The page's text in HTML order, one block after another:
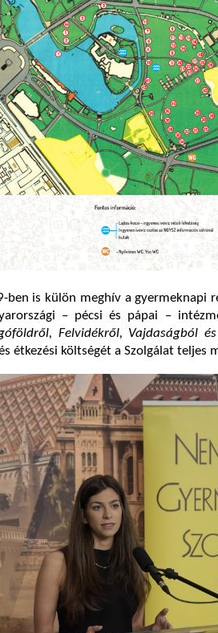
ben is külön meghív a gyermeknapi
– pécsi és pápai –
Felvidékről, Vajdaságból és
étkezési költségét a Szolgálat teljes